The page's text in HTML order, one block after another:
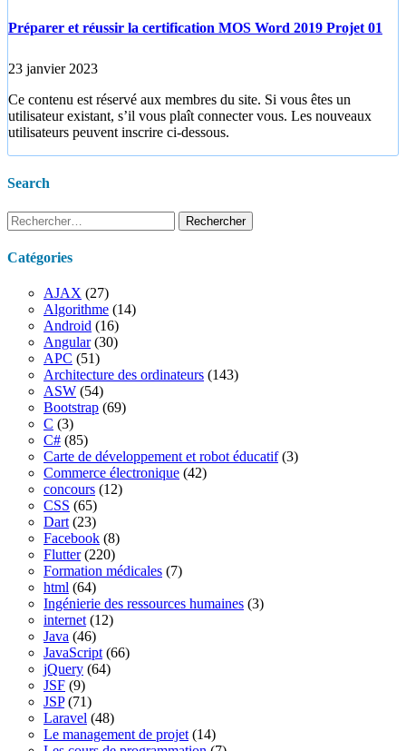
Préparer et réussir la certification MOS Word 2019 Projet 01
23 janvier 2023
Ce contenu est réservé aux membres du site. Si vous êtes un
utilisateur existant, s’il vous plaît connecter vous. Les nouveaux
utilisateurs peuvent inscrire ci-dessous.
Search
Rechercher :
Catégories
AJAX (27)
Algorithme (14)
Android (16)
Angular(30)
APC (51)
Architecture des ordinateurs (143)
ASW (54)
Bootstrap (69)
C (3)
C# (85)
Carte de développement et robot éducatif(3)
Commerce électronique (42)
concours (12)
CSS (65)
Dart (23)
Facebook (8)
Flutter(220)
Formation médicales (7)
html (64)
Ingénierie des ressources humaines (3)
internet (12)
Java (46)
JavaScript (66)
jQuery (64)
JSF (9)
JSP(71)
Laravel (48)
Le management de projet (14)